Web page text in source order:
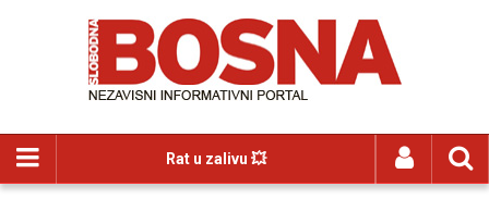
Rat u zalivu 💥